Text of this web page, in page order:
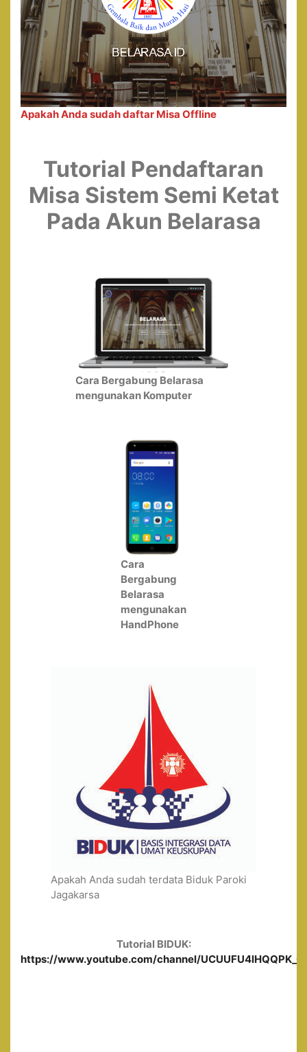
Apakah Anda sudah daftar Misa Offline
Tutorial Pendaftaran
Misa Sistem Semi Ketat
Pada Akun Belarasa
Cara Bergabung Belarasa
mengunakan Komputer
Cara
Bergabung
Belarasa
mengunakan
HandPhone
Apakah Anda sudah terdata Biduk Paroki
Jagakarsa
Tutorial BIDUK:
https://www.youtube.com/channel/